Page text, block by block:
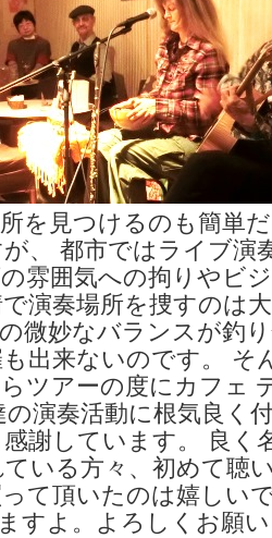
を見つけるのも簡単
、 都市ではライブ演
雰囲気への拘りやビ
演奏場所を捜すのは
微妙なバランスが釣
出来ないのです。 そ
ツアーの度にカフェ
演奏活動に根気良く
謝しています。 良く
いる方々、初めて聴
て頂いたのは嬉しい
すよ。よろしくお願